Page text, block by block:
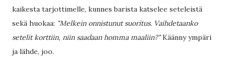
kaikesta tarjottimelle, kunnes barista katselee seteleistä
sekä huokaa: "Melkein onnistunut suoritus. Vaihdetaanko
setelit korttiin, niin saadaan homma maaliin?"Käänny ympäri
ja lähde, joo.